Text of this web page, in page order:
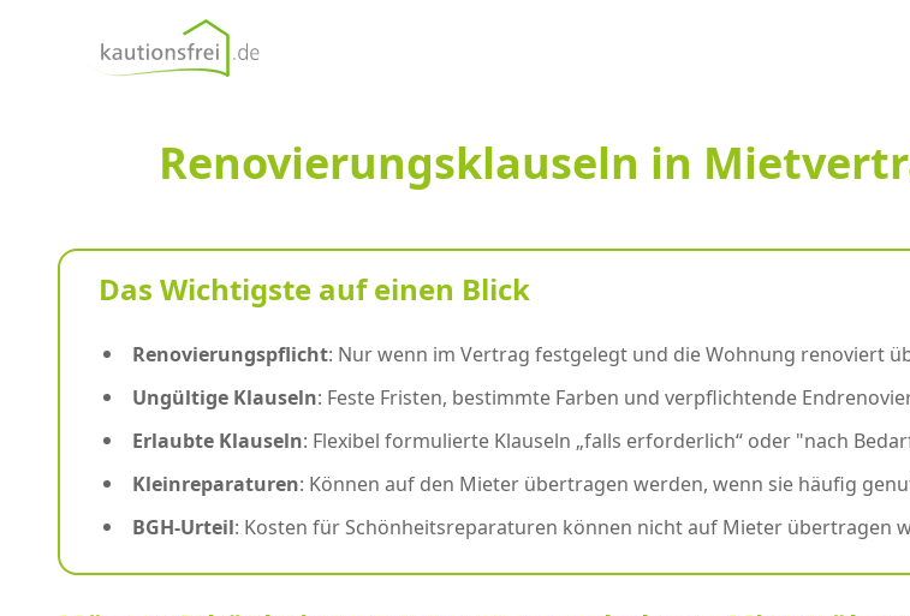
kautionsfrei.de
Renovierungsklauseln in
Das Wichtigste auf einen Blick
Renovierungspflicht: Nur wenn im Vertrag festgelegt und die Wohnung renoviert
Ungültige Klauseln: Feste Fristen, bestimmte Farben und verpflichtende
Erlaubte Klauseln: Flexibel formulierte Klauseln „falls erforderlich“ oder "nach
Kleinreparaturen: Können auf den Mieter übertragen werden, wenn sie häufig
BGH-Urteil: Kosten für Schönheitsreparaturen können nicht auf Mieter übertragen